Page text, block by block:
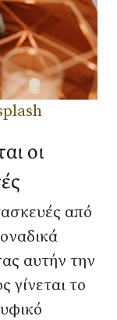
οι
από
αυτήν την
γίνεται το